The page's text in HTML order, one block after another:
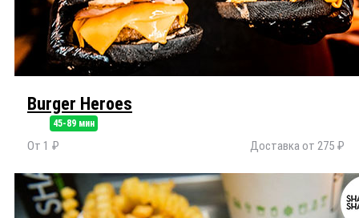
Burger Heroes
45-89 мин
От 1 ₽ Доставка от 275 ₽